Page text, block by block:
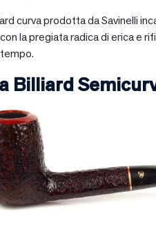
curva prodotta da Savinelli
la pregiata radica di erica e
Billiard